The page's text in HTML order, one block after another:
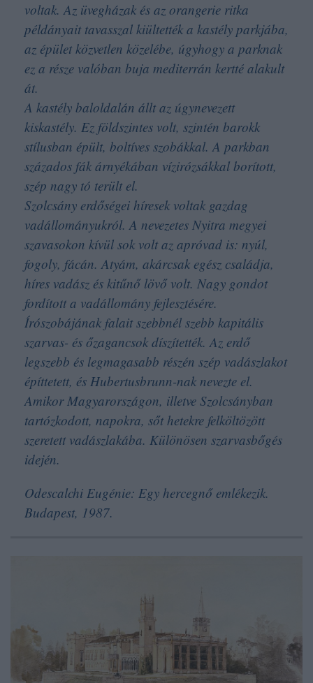
voltak. Az üvegházak és az orangerie ritka
példányait tavasszal kiültették a kastély parkjába,
az épület közvetlen közelébe, úgyhogy a parknak
ez a része valóban buja mediterrán kertté alakult
át.
A kastély baloldalán állt az úgynevezett
kiskastély. Ez földszintes volt, szintén barokk
stílusban épült, boltíves szobákkal. A parkban
százados fák árnyékában vízirózsákkal borított,
szép nagy tó terült el.
Szolcsány erdőségei híresek voltak gazdag
vadállományukról. A nevezetes Nyitra megyei
szavasokon kívül sok volt az apróvad is: nyúl,
fogoly, fácán. Atyám, akárcsak egész családja,
híres vadász és kitűnő lövő volt. Nagy gondot
fordított a vadállomány fejlesztésére.
Írószobájának falait szebbnél szebb kapitális
szarvas- és őzagancsok díszítették. Az erdő
legszebb és legmagasabb részén szép vadászlakot
építtetett, és Hubertusbrunn-nak nevezte el.
Amikor Magyarországon, illetve Szolcsányban
tartózkodott, napokra, sőt hetekre felköltözött
szeretett vadászlakába. Különösen szarvasbőgés
idején.
Odescalchi Eugénie: Egy hercegnő emlékezik.
Budapest, 1987.